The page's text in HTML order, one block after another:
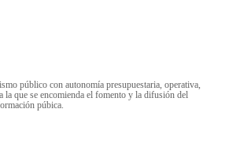
público con autonomía presupuestaria, operativa,
la que se encomienda el fomento y la difusión del
púbica.